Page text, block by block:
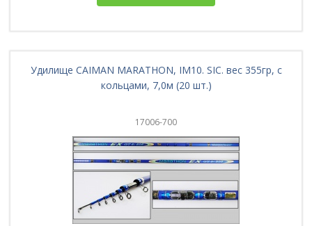
Удилище CAIMAN MARATHON, IM10. SIC. вес 355гр, с
кольцами, 7,0м (20 шт.)
17006-700